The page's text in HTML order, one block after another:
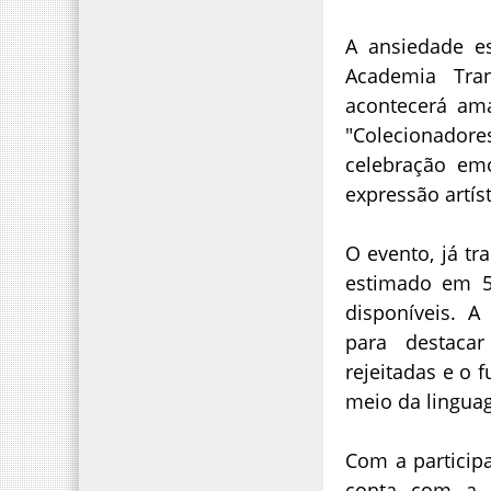
A ansiedade
Academia
acontecerá
celebração
expressão
O evento, já
estimado em
disponíveis.
para
rejeitadas e o
meio da
Com a